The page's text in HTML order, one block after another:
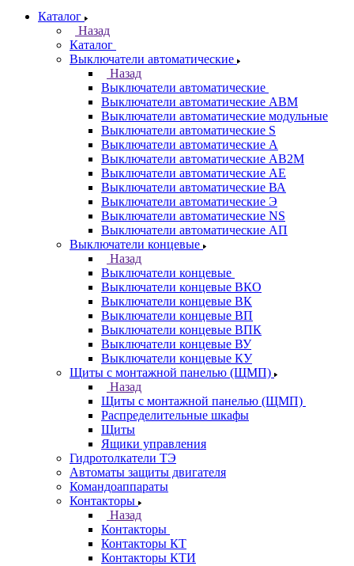
Каталог
Назад
Каталог
Выключатели автоматические
Назад
Выключатели автоматические
Выключатели автоматические АВМ
Выключатели автоматические модульные
Выключатели автоматические S
Выключатели автоматические А
Выключатели автоматические АВ2М
Выключатели автоматические АЕ
Выключатели автоматические ВА
Выключатели автоматические Э
Выключатели автоматические NS
Выключатели автоматические АП
Выключатели концевые
Назад
Выключатели концевые
Выключатели концевые ВКО
Выключатели концевые ВК
Выключатели концевые ВП
Выключатели концевые ВПК
Выключатели концевые ВУ
Выключатели концевые КУ
Щиты с монтажной панелью (ЩМП)
Назад
Щиты с монтажной панелью (ЩМП)
Распределительные шкафы
Щиты
Ящики управления
Гидротолкатели ТЭ
Автоматы защиты двигателя
Командоаппараты
Контакторы
Назад
Контакторы
Контакторы КТ
Контакторы КТИ